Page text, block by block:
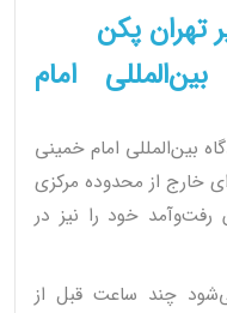
تهران پکن
امام
بین‌المللی امام خمینی
خارج از محدوده مرکزی
رفت‌وآمد خود را نیز در
چند ساعت قبل از